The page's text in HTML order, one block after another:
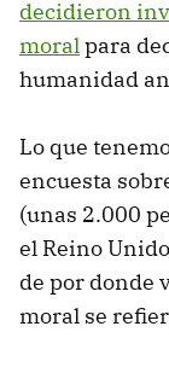
decidieron
moralpara
humanidad
Lo que
encuesta
(unas 2.000
el Reino
de por donde
moral se